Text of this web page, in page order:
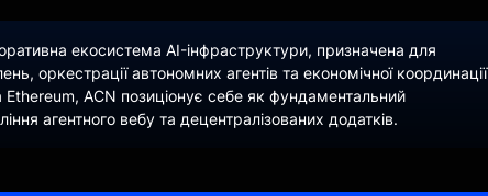
екосистема AI-інфраструктури, призначена для
оркестрації автономних агентів та економічної координації
ACN позиціонує себе як фундаментальний
агентного вебу та децентралізованих додатків.